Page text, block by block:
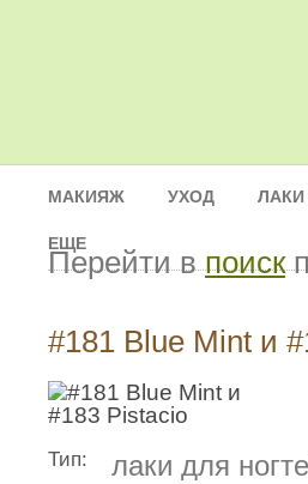
МАКИЯЖ УХОД ЛАКИ
ЕЩЕ
Перейти впоиск
#181 Blue Mint и
Тип: лаки для